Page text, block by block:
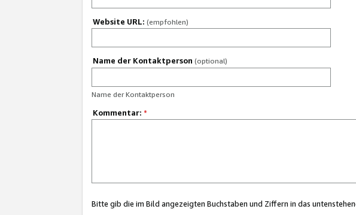
Website URL: (empfohlen)
Name der Kontaktperson (optional)
Name der Kontaktperson
Kommentar: *
Bitte gib die im Bild angezeigten Buchstaben und Ziffern in das